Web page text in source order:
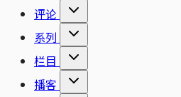
评论
系列
栏目
播客